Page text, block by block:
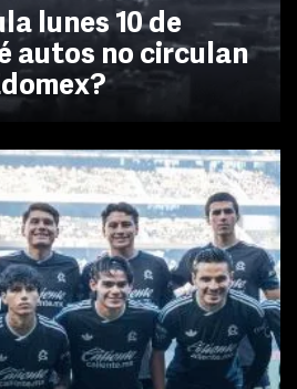
lunes 10 de
autos no circulan